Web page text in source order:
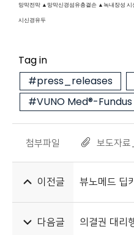
망막전막 ▲망막신경섬유층결손 ▲녹내장성
시신경유두
Tag in
#press_releases
#VUNO Med®-
첨부파일
이전글
다음글 의결권 대리